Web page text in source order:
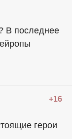
В последнее
+16
герои